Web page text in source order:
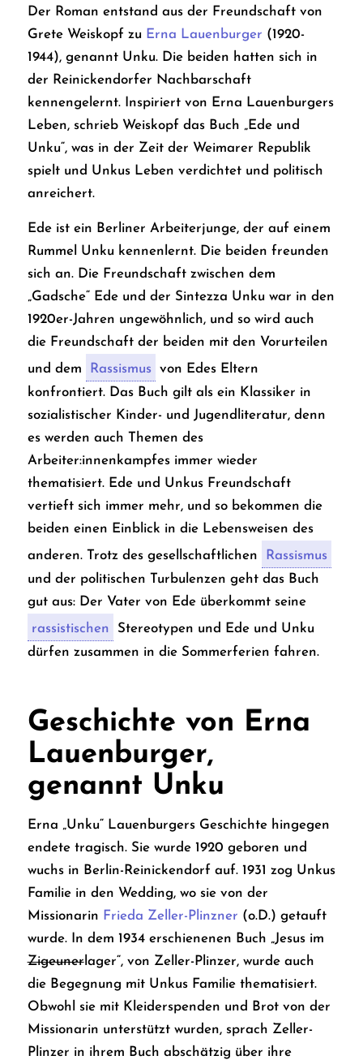
Der Roman entstand aus der Freundschaft von
Grete Weiskopf zu Erna Lauenburger (1920-
1944), genannt Unku. Die beiden hatten sich in
der Reinickendorfer Nachbarschaft
kennengelernt. Inspiriert von Erna Lauenburgers
Leben, schrieb Weiskopf das Buch „Ede und
Unku“, was in der Zeit der Weimarer Republik
spielt und Unkus Leben verdichtet und politisch
anreichert.
Ede ist ein Berliner Arbeiterjunge, der auf einem
Rummel Unku kennenlernt. Die beiden freunden
sich an. Die Freundschaft zwischen dem
„Gadsche“ Ede und der Sintezza Unku war in den
1920er-Jahren ungewöhnlich, und so wird auch
die Freundschaft der beiden mit den Vorurteilen
und dem
Rassismus
von Edes Eltern
konfrontiert. Das Buch gilt als ein Klassiker in
sozialistischer Kinder- und Jugendliteratur, denn
es werden auch Themen des
Arbeiter:innenkampfes immer wieder
thematisiert. Ede und Unkus Freundschaft
vertieft sich immer mehr, und so bekommen die
beiden einen Einblick in die Lebensweisen des
anderen. Trotz des gesellschaftlichen
Rassismus
und der politischen Turbulenzen geht das Buch
gut aus: Der Vater von Ede überkommt seine
rassistischen
Stereotypen und Ede und Unku
dürfen zusammen in die Sommerferien fahren.
Geschichte von Erna
Lauenburger,
genannt Unku
Erna „Unku“ Lauenburgers Geschichte hingegen
endete tragisch. Sie wurde 1920 geboren und
wuchs in Berlin-Reinickendorf auf. 1931 zog Unkus
Familie in den Wedding, wo sie von der
Missionarin Frieda Zeller-Plinzner (o.D.) getauft
wurde. In dem 1934 erschienenen Buch „Jesus im
Zigeunerlager“, von Zeller-Plinzer, wurde auch
die Begegnung mit Unkus Familie thematisiert.
Obwohl sie mit Kleiderspenden und Brot von der
Missionarin unterstützt wurden, sprach Zeller-
Plinzer in ihrem Buch abschätzig über ihre